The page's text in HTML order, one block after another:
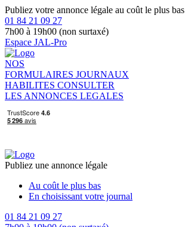
Publiez votre annonce légale au coût le plus bas
01 84 21 09 27
7h00 à 19h00 (non surtaxé)
Espace JAL-Pro
NOS
FORMULAIRES JOURNAUX
HABILITES CONSULTER
LES ANNONCES LEGALES
Publiez une annonce légale
Au coût le plus bas
En choisissant votre journal
01 84 21 09 27